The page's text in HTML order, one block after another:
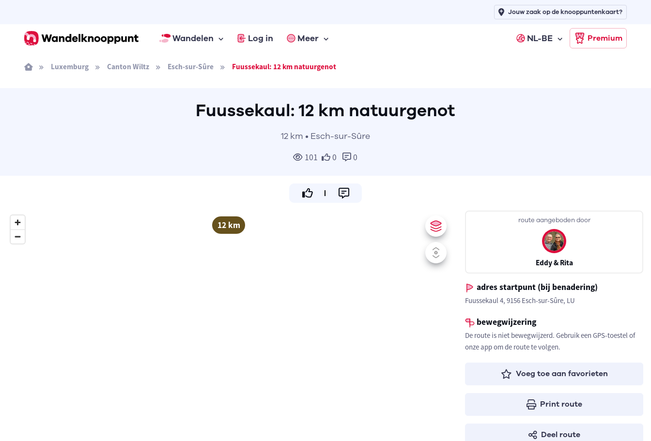
Wandelen Log in Meer NL-BE Premium
Jouw zaak op de knooppuntenkaart?
Luxemburg Canton Wiltz Esch-sur-Sûre Fuussekaul: 12 km natuurgenot
Fuussekaul: 12 km natuurgenot
12 km • Esch-sur-Sûre
101 0 0
12 km route aangeboden door
Eddy & Rita
adres startpunt (bij benadering)
Fuussekaul 4, 9156 Esch-sur-Sûre, LU
bewegwijzering
De route is niet bewegwijzerd. Gebruik een GPS-toestel of
onze app om de route te volgen.
Voeg toe aan favorieten
Print route
Deel route